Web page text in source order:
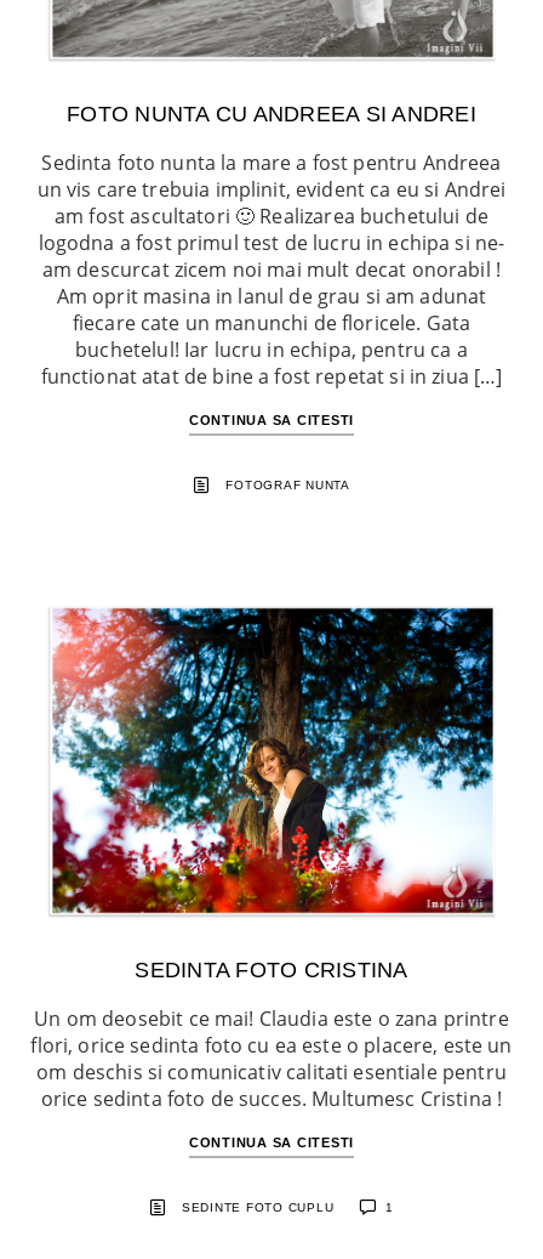
FOTO NUNTA CU ANDREEA SI ANDREI
Sedinta foto nunta la mare a fost pentru Andreea
un vis care trebuia implinit, evident ca eu si Andrei
am fost ascultatori 🙂 Realizarea buchetului de
logodna a fost primul test de lucru in echipa si ne-
am descurcat zicem noi mai mult decat onorabil !
Am oprit masina in lanul de grau si am adunat
fiecare cate un manunchi de floricele. Gata
buchetelul! Iar lucru in echipa, pentru ca a
functionat atat de bine a fost repetat si in ziua […]
CONTINUA SA CITESTI
FOTOGRAF NUNTA
SEDINTA FOTO CRISTINA
Un om deosebit ce mai! Claudia este o zana printre
flori, orice sedinta foto cu ea este o placere, este un
om deschis si comunicativ calitati esentiale pentru
orice sedinta foto de succes. Multumesc Cristina !
CONTINUA SA CITESTI
SEDINTE FOTO CUPLU 1